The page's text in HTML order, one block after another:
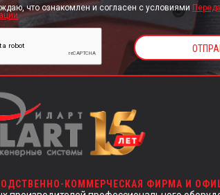
что ознакомлен и согласен с условиями
КОММЕРЧЕСКАЯ ФИРМА И